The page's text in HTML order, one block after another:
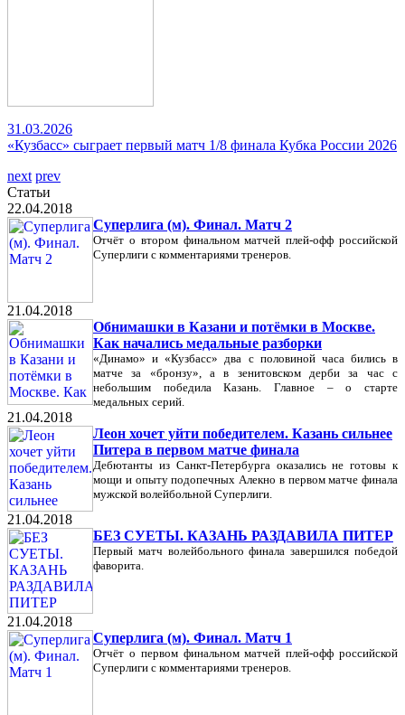
31.03.2026
«Кузбасс» сыграет первый матч 1/8 финала Кубка России 2026
next prev
Статьи
22.04.2018
Суперлига (м). Финал. Матч 2
Отчёт о втором финальном матчей плей-офф российской
Суперлиги с комментариями тренеров.
21.04.2018
Обнимашки в Казани и потёмки в Москве.
Как начались медальные разборки
«Динамо» и «Кузбасс» два с половиной часа бились в
матче за «бронзу», а в зенитовском дерби за час с
небольшим победила Казань. Главное – о старте
медальных серий.
21.04.2018
Леон хочет уйти победителем. Казань сильнее
Питера в первом матче финала
Дебютанты из Санкт-Петербурга оказались не готовы к
мощи и опыту подопечных Алекно в первом матче финала
мужской волейбольной Суперлиги.
21.04.2018
БЕЗ СУЕТЫ. КАЗАНЬ РАЗДАВИЛА ПИТЕР
Первый матч волейбольного финала завершился победой
фаворита.
21.04.2018
Суперлига (м). Финал. Матч 1
Отчёт о первом финальном матчей плей-офф российской
Суперлиги с комментариями тренеров.